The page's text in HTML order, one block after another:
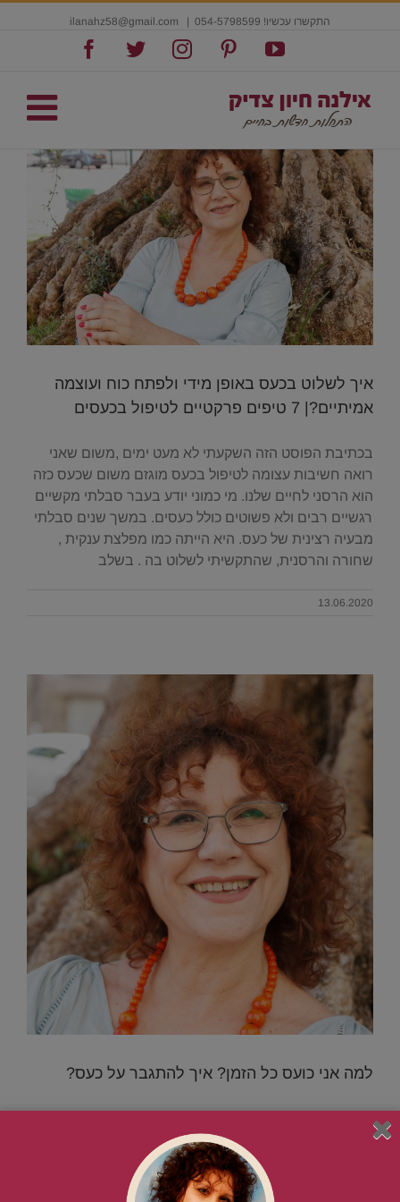
התקשרו עכשיו! 054-5798599
YouTube
Pinterest
Instagram
Twitter
איך לשלוט בכעס באופן מידי ולפתח כוח ועוצמה
אמיתיים?| 7 טיפים פרקטיים לטיפול בכעסים
בכתיבת הפוסט הזה השקעתי לא מעט ימים ,משום שאני
רואה חשיבות עצומה לטיפול בכעס מוגזם משום שכעס כזה
הוא הרסני לחיים שלנו. מי כמוני יודע בעבר סבלתי מקשיים
רגשיים רבים ולא פשוטים כולל כעסים. במשך שנים סבלתי
מבעיה רצינית של כעס. היא הייתה כמו מפלצת ענקית ,
שחורה והרסנית, שהתקשיתי לשלוט בה . בשלב
13.06.2020
למה אני כועס כל הזמן? איך להתגבר על כעס?
עם מטופלים ,הנמצאים בתהליך שינוי וכחלק מהטיפול שלי
אני משלבת את הכלים היצירתיים ( זה יכול להיות סיפור
,אומנויות ,משחק, דמיון ודימויים , טקסים ועוד), אשר